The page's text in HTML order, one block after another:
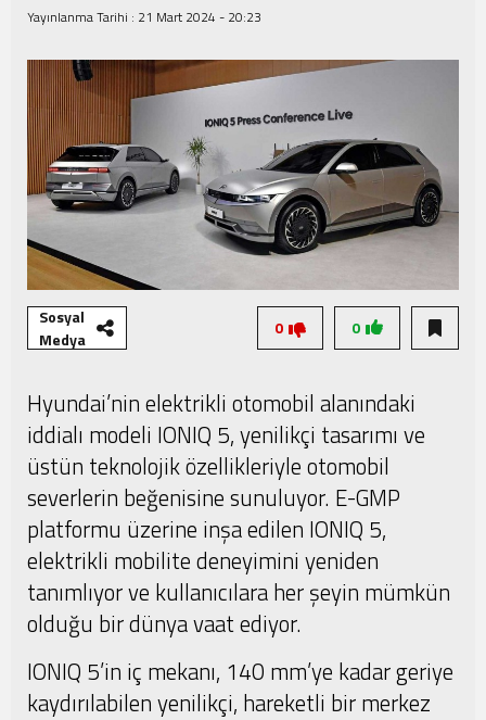
Yayınlanma Tarihi : 21 Mart 2024 - 20:23
Sosyal
Medya
0
0
Hyundai’nin elektrikli otomobil alanındaki
iddialı modeli IONIQ 5, yenilikçi tasarımı ve
üstün teknolojik özellikleriyle otomobil
severlerin beğenisine sunuluyor. E-GMP
platformu üzerine inşa edilen IONIQ 5,
elektrikli mobilite deneyimini yeniden
tanımlıyor ve kullanıcılara her şeyin mümkün
olduğu bir dünya vaat ediyor.
IONIQ 5’in iç mekanı, 140 mm’ye kadar geriye
kaydırılabilen yenilikçi, hareketli bir merkez